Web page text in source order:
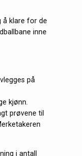
å klare for de
inne
på
kjønn.
prøvene til
i antall